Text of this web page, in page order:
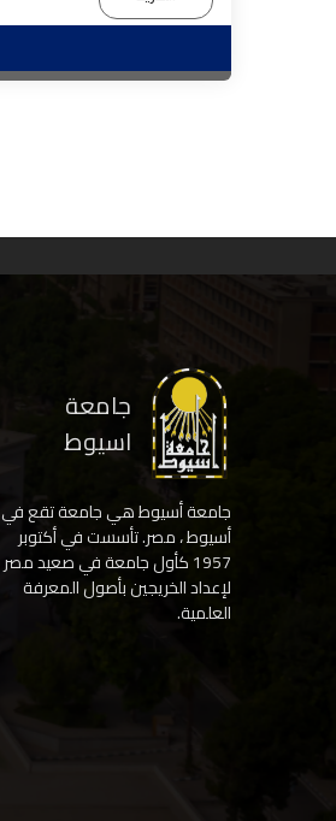
جامعة
اسيوط
جامعة أسيوط هي جامعة تقع في
أسيوط ، مصر. تأسست في أكتوبر
1957 كأول جامعة في صعيد مصر
لإعداد الخريجين بأصول المعرفة
العلمية.